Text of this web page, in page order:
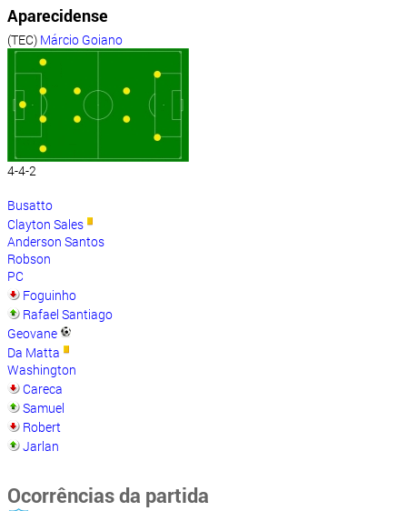
Aparecidense
(TEC) Márcio Goiano
4-4-2
Busatto
Clayton Sales
Anderson Santos
Robson
PC
Foguinho
Rafael Santiago
Geovane
Da Matta
Washington
Careca
Samuel
Robert
Jarlan
Ocorrências da partida